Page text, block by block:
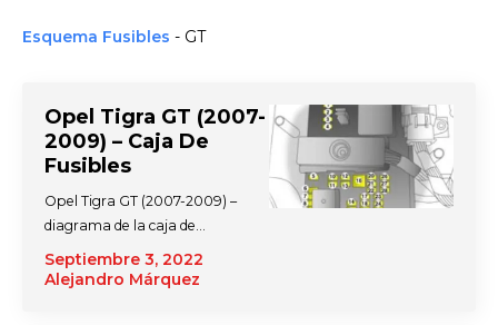
Esquema Fusibles - GT
Opel Tigra GT (2007-
2009) – Caja De
Fusibles
Septiembre 3, 2022
Alejandro Márquez
Opel Tigra GT (2007-2009) –
diagrama de la caja de…